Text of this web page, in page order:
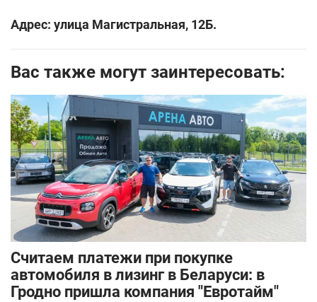
Адрес: улица Магистральная, 12Б.
Вас также могут заинтересовать:
Считаем платежи при покупке
автомобиля в лизинг в Беларуси: в
Гродно пришла компания "Евротайм"